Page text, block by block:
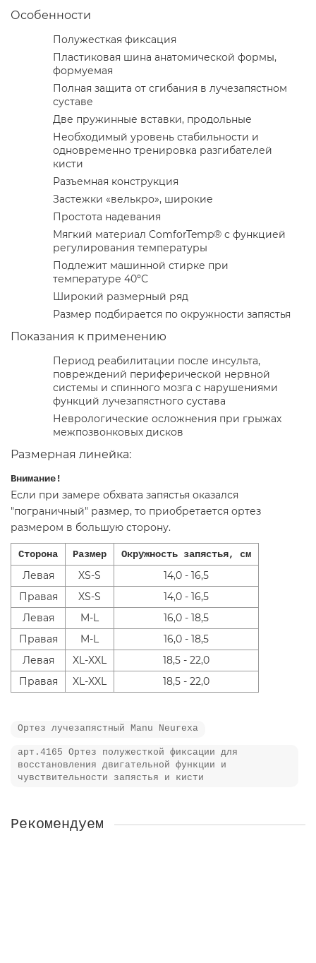
Особенности
Полужесткая фиксация
Пластиковая шина анатомической формы,
формуемая
Полная защита от сгибания в лучезапястном
суставе
Две пружинные вставки, продольные
Необходимый уровень стабильности и
одновременно тренировка разгибателей
кисти
Разъемная конструкция
Застежки «велькро», широкие
Простота надевания
Мягкий материал ComforTemp® с функцией
регулирования температуры
Подлежит машинной стирке при
температуре 40ºС
Широкий размерный ряд
Размер подбирается по окружности запястья
Показания к применению
Период реабилитации после инсульта,
повреждений периферической нервной
системы и спинного мозга с нарушениями
функций лучезапястного сустава
Неврологические осложнения при грыжах
межпозвонковых дисков
Размерная линейка:
Внимание!
Если при замере обхвата запястья оказался
"пограничный" размер, то приобретается ортез
размером в большую сторону.
Сторона Размер Окружность запястья, см
Левая XS-S
14,0 - 16,5
Правая
XS-S
14,0 - 16,5
Левая
M-L
16,0 - 18,5
Правая
M-L
16,0 - 18,5
Левая
XL-XXL
18,5 - 22,0
Правая
XL-XXL 18,5 - 22,0
Ортез лучезапястный Manu Neurexa
арт.4165 Ортез полужесткой фиксации для
восстановления двигательной функции и
чувствительности запястья и кисти
Рекомендуем